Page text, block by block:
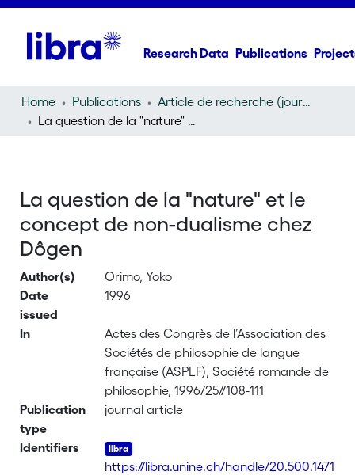
Research Data Publications
Home Publications
Article de recherche (journal article)
La question de la "nature" et le concept de non-dualisme chez Dôgen
La question de la "nature" et le
concept de non-dualisme chez
Dôgen
Author(s)
Orimo, Yoko
Date
issued
1996
In
Actes des Congrès de l’Association des
Sociétés de philosophie de langue
française (ASPLF), Société romande de
philosophie, 1996/25//108-111
Publication
type
journal article
Identifiers
https://libra.unine.ch/handle/20.500.1471